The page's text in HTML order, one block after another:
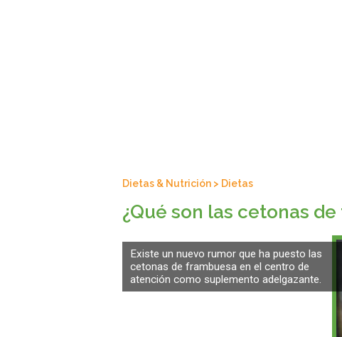
Dietas & Nutrición > Dietas
¿Qué son las cetonas
Existe un nuevo rumor que ha puesto las
cetonas de frambuesa en el centro de
atención como suplemento adelgazante.